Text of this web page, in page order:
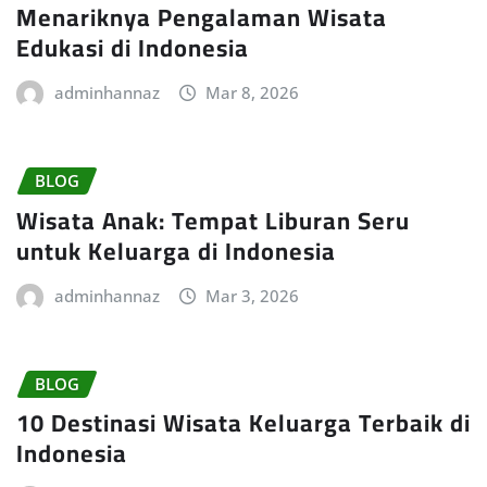
Menariknya Pengalaman Wisata
Edukasi di Indonesia
adminhannaz Mar 8, 2026
BLOG
Wisata Anak: Tempat Liburan Seru
untuk Keluarga di Indonesia
adminhannaz Mar 3, 2026
BLOG
10 Destinasi Wisata Keluarga Terbaik di
Indonesia